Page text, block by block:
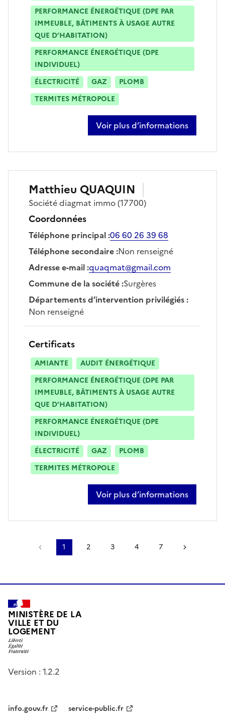
PERFORMANCE ÉNERGÉTIQUE (DPE PAR
IMMEUBLE, BÂTIMENTS À USAGE AUTRE
QUE D’HABITATION)
PERFORMANCE ÉNERGÉTIQUE (DPE
INDIVIDUEL)
ÉLECTRICITÉ
GAZ
PLOMB
TERMITES MÉTROPOLE
Voir plus d’informations
sur marianne magnier
Matthieu QUAQUIN
Sociétédiagmat immo(17700)
Coordonnées
Téléphone principal:06 60 26 39 68
Téléphone secondaire:Non renseigné
Adresse e-mail:quaqmat@gmail.com
Commune de la société:Surgères
Départements d’intervention privilégiés:
Non renseigné
Certificats
AMIANTE
AUDIT ÉNERGÉTIQUE
PERFORMANCE ÉNERGÉTIQUE (DPE PAR
IMMEUBLE, BÂTIMENTS À USAGE AUTRE
QUE D’HABITATION)
PERFORMANCE ÉNERGÉTIQUE (DPE
INDIVIDUEL)
ÉLECTRICITÉ
GAZ
PLOMB
TERMITES MÉTROPOLE
Voir plus d’informations
sur matthieu quaquin
Page précédente
1 2 3 4 7
MINISTÈRE DE LA
VILLE ET DU
LOGEMENT
Version : 1.2.2
info.gouv.fr service-public.fr